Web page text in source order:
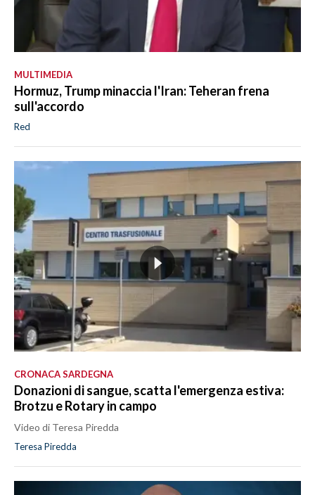
MULTIMEDIA
Hormuz, Trump minaccia l'Iran: Teheran frena
sull'accordo
Red
CRONACA SARDEGNA
Donazioni di sangue, scatta l'emergenza estiva:
Brotzu e Rotary in campo
Video di Teresa Piredda
Teresa Piredda